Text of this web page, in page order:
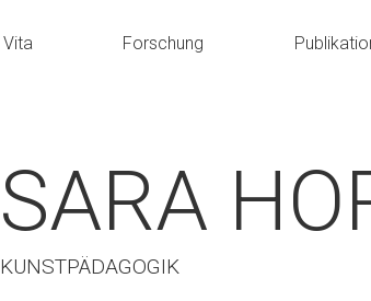
Vita Forschung
SARA
KUNSTPÄDAGOGIK